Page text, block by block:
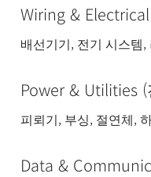
Wiring &
배선기기, 전기 시스템
Power & Utilities
피뢰기, 부싱, 절연체,
Data &